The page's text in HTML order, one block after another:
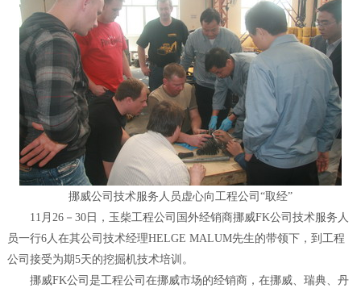
挪威公司技术服务人员虚心向工程公司“取经”
11月26－30日，玉柴工程公司国外经销商挪威FK公司技术服务人
员一行6人在其公司技术经理HELGE MALUM先生的带领下，到工程
公司接受为期5天的挖掘机技术培训。
挪威FK公司是工程公司在挪威市场的经销商，在挪威、瑞典、丹